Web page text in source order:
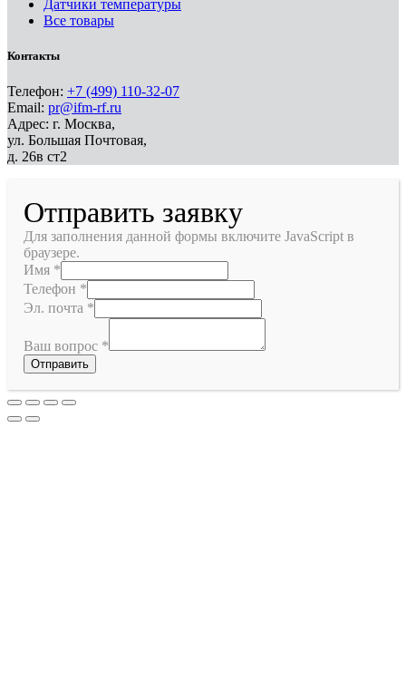
Датчики температуры
Все товары
Контакты
Телефон: +7 (499) 110-32-07
Email: pr@ifm-rf.ru
Адрес: г. Москва,
ул. Большая Почтовая,
д. 26в ст2
Отправить заявку
Для заполнения данной формы включите JavaScript в
браузере.
Имя *
Телефон *
Эл. почта *
Ваш вопрос *
Отправить